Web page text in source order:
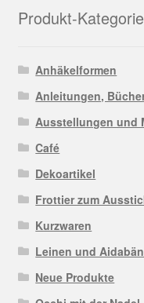
Produkt-
Anhäkelformen
Anleitungen,
Ausstellungen und
Café
Dekoartikel
Frottier zum
Kurzwaren
Leinen und
Neue Produkte